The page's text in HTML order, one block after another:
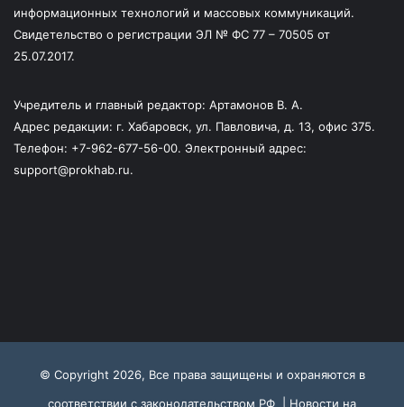
информационных технологий и массовых коммуникаций.
Свидетельство о регистрации ЭЛ № ФС 77 – 70505 от
25.07.2017.
Учредитель и главный редактор: Артамонов В. А.
Адрес редакции: г. Хабаровск, ул. Павловича, д. 13, офис 375.
Телефон: +7-962-677-56-00. Электронный адрес:
support@prokhab.ru.
© Copyright 2026, Все права защищены и охраняются в
соответствии с законодательством РФ | Новости на